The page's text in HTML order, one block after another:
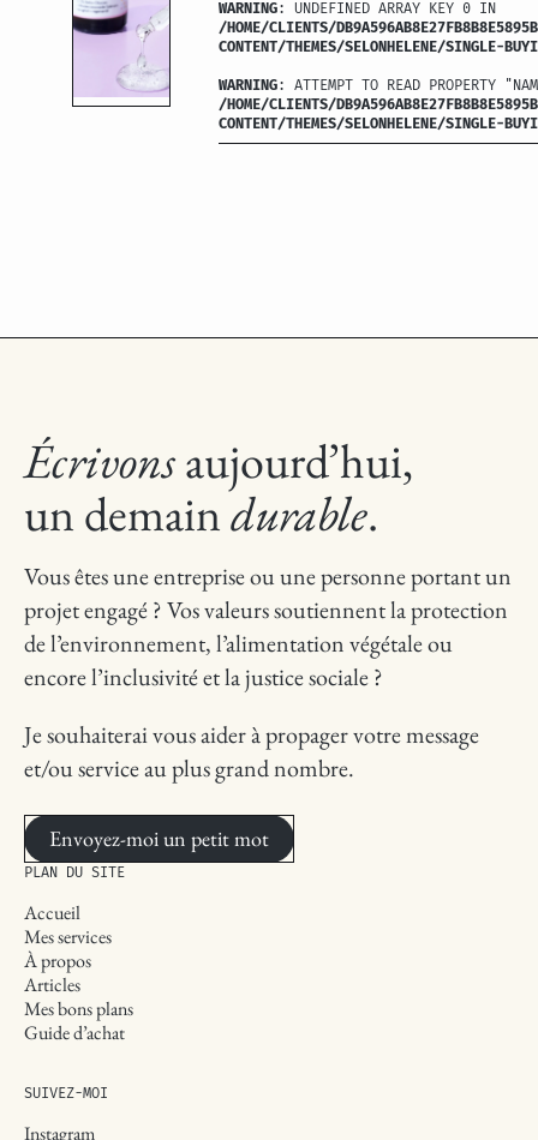
WARNING: UNDEFINED ARRAY KEY 0 IN
/HOME/CLIENTS/
CONTENT/THEMES/SELONHELENE/SINGLE-
WARNING: ATTEMPT TO READ PROPERTY
/HOME/CLIENTS/
CONTENT/THEMES/SELONHELENE/SINGLE-
Écrivonsaujourd’hui,
un demaindurable.
Vous êtes une entreprise ou une personne portant un
projet engagé ? Vos valeurs soutiennent la protection
de l’environnement, l’alimentation végétale ou
encore l’inclusivité et la justice sociale ?
Je souhaiterai vous aider à propager votre message
et/ou service au plus grand nombre.
Envoyez-moi un petit mot
PLAN DU SITE
Accueil
Mes services
À propos
Articles
Mes bons plans
Guide d’achat
SUIVEZ-MOI
Instagram